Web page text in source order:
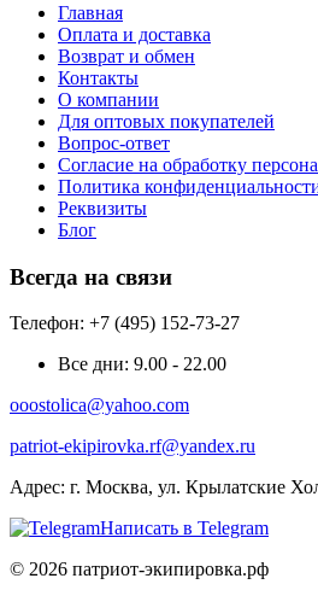
Главная
Оплата и доставка
Возврат и обмен
Контакты
О компании
Для оптовых покупателей
Вопрос-ответ
Согласие на обработку
Политика
Реквизиты
Блог
Всегда на связи
Телефон: +7 (495) 152-73-27
Все дни: 9.00 - 22.00
ooostolica@yahoo.com
patriot-ekipirovka.rf@yandex.ru
Адрес: г. Москва, ул. Крылатские
Написать в Telegram
© 2026 патриот-экипировка.рф